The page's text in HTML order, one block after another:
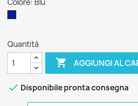
Colore: Blu
Quantità
 AGGIUNGI AL
 Disponibile pronta consegna